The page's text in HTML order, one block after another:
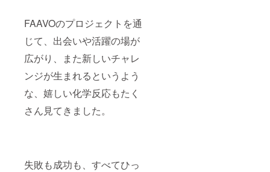
FAAVOのプロジェクトを通
じて、出会いや活躍の場が
広がり、また新しいチャレ
ンジが生まれるというよう
な、嬉しい化学反応もたく
さん見てきました。
失敗も成功も、すべてひっ